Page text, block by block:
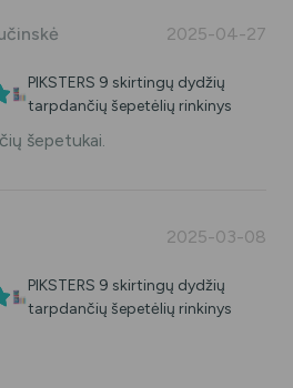
2025-04-27
PIKSTERS 9 skirtingų dydžių
tarpdančių šepetėlių rinkinys
šepetukai.
2025-03-08
PIKSTERS 9 skirtingų dydžių
tarpdančių šepetėlių rinkinys